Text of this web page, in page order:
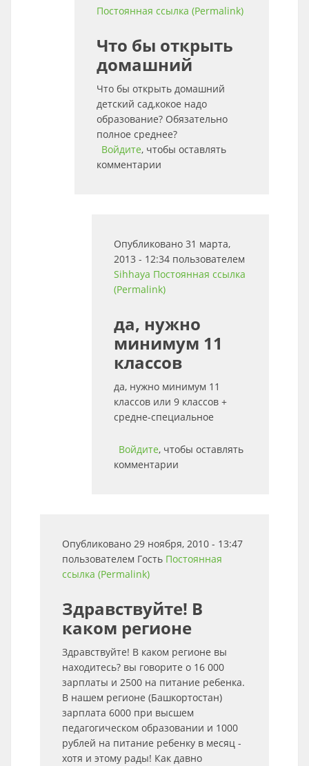
Постоянная ссылка (Permalink)
Что бы открыть
домашний
Что бы открыть домашний
детский сад,кокое надо
образование? Обязательно
полное среднее?
Войдите, чтобы оставлять
комментарии
Опубликовано 31 марта,
2013 - 12:34 пользователем
Sihhaya Постоянная ссылка
(Permalink)
да, нужно
минимум 11
классов
да, нужно минимум 11
классов или 9 классов +
средне-специальное
Войдите, чтобы оставлять
комментарии
Опубликовано 29 ноября, 2010 - 13:47
пользователем Гость Постоянная
ссылка (Permalink)
Здравствуйте! В
каком регионе
Здравствуйте! В каком регионе вы
находитесь? вы говорите о 16 000
зарплаты и 2500 на питание ребенка.
В нашем регионе (Башкортостан)
зарплата 6000 при высшем
педагогическом образовании и 1000
рублей на питание ребенку в месяц -
хотя и этому рады! Как давно